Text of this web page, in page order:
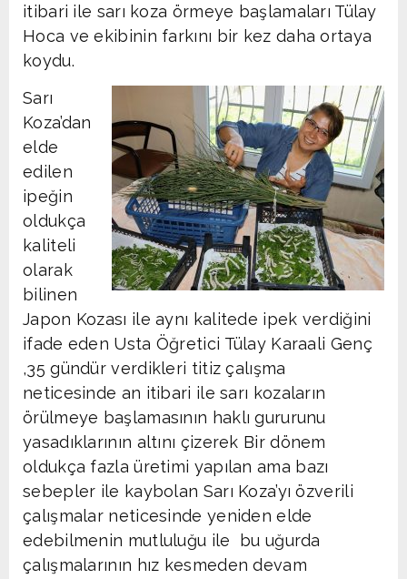
itibari ile sarı koza örmeye başlamaları Tülay
Hoca ve ekibinin farkını bir kez daha ortaya
koydu.
Sarı
Koza’dan
elde
edilen
ipeğin
oldukça
kaliteli
olarak
bilinen
Japon Kozası ile aynı kalitede ipek verdiğini
ifade eden Usta Öğretici Tülay Karaali Genç
,35 gündür verdikleri titiz çalışma
neticesinde an itibari ile sarı kozaların
örülmeye başlamasının haklı gururunu
yasadıklarının altını çizerek Bir dönem
oldukça fazla üretimi yapılan ama bazı
sebepler ile kaybolan Sarı Koza’yı özverili
çalışmalar neticesinde yeniden elde
edebilmenin mutluluğu ile bu uğurda
çalışmalarının hız kesmeden devam